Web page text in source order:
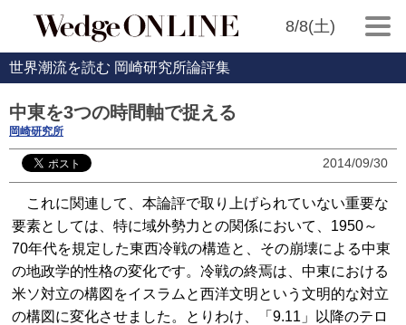
8/8(土)
世界潮流を読む 岡崎研究所論評集
中東を3つの時間軸で捉える
岡崎研究所
2014/09/30
これに関連して、本論評で取り上げられていない重要な
要素としては、特に域外勢力との関係において、1950～
70年代を規定した東西冷戦の構造と、その崩壊による中東
の地政学的性格の変化です。冷戦の終焉は、中東における
米ソ対立の構図をイスラムと西洋文明という文明的な対立
の構図に変化させました。とりわけ、「9.11」以降のテロ